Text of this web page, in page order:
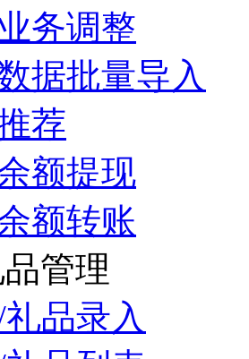
务调整
据批量导入
荐
额提现
额转账
管理
品录入